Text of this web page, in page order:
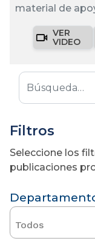
material de
VER
VIDEO
Filtros
Seleccione los
publicaciones
Todos